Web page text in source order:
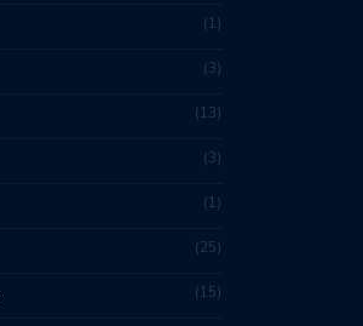
1
3
13
3
1
25
15